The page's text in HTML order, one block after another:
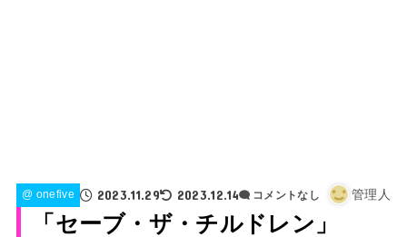
@ onefive 2023.11.29 2023.12.14 コメントなし 管理人
「セーブ・ザ・チルドレン」